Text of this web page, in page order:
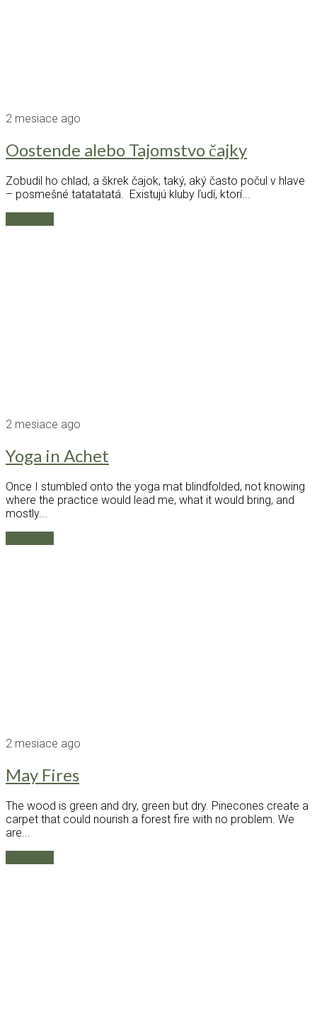
2 mesiace ago
Oostende alebo Tajomstvo čajky
Zobudil ho chlad, a škrek čajok, taký, aký často počul v hlave
– posmešné tatatatatá. Existujú kluby ľudí, ktorí...
2 mesiace ago
Yoga in Achet
Once I stumbled onto the yoga mat blindfolded, not knowing
where the practice would lead me, what it would bring, and
mostly...
2 mesiace ago
May Fires
The wood is green and dry, green but dry. Pinecones create a
carpet that could nourish a forest fire with no problem. We
are...